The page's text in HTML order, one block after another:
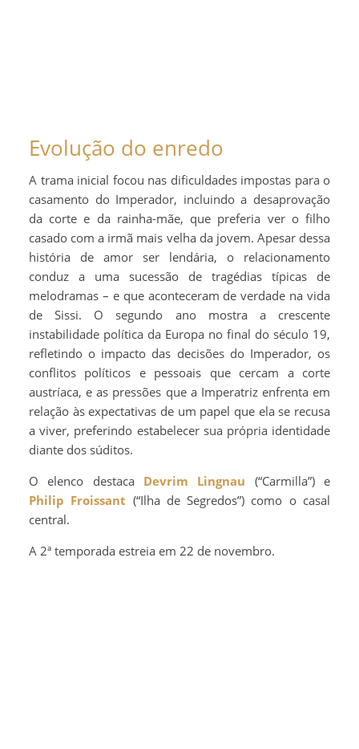
Evolução do enredo
A trama inicial focou nas dificuldades impostas para o
casamento do Imperador, incluindo a desaprovação
da corte e da rainha-mãe, que preferia ver o filho
casado com a irmã mais velha da jovem. Apesar dessa
história de amor ser lendária, o relacionamento
conduz a uma sucessão de tragédias típicas de
melodramas – e que aconteceram de verdade na vida
de Sissi. O segundo ano mostra a crescente
instabilidade política da Europa no final do século 19,
refletindo o impacto das decisões do Imperador, os
conflitos políticos e pessoais que cercam a corte
austríaca, e as pressões que a Imperatriz enfrenta em
relação às expectativas de um papel que ela se recusa
a viver, preferindo estabelecer sua própria identidade
diante dos súditos.
O elenco destaca Devrim Lingnau (“Carmilla”) e
Philip Froissant (“Ilha de Segredos”) como o casal
central.
A 2ª temporada estreia em 22 de novembro.